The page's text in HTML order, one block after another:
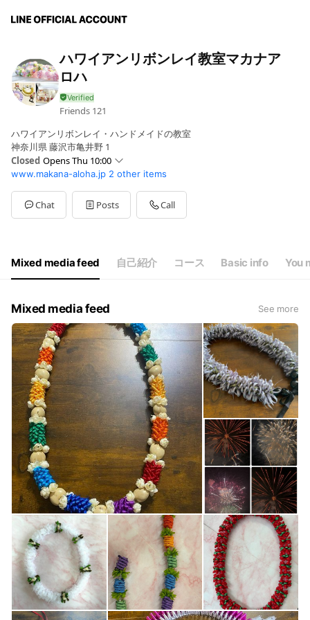
ハワイアンリボンレイ教室マカナア
ロハ
Friends 121
ハワイアンリボンレイ・ハンドメイドの教室
神奈川県 藤沢市亀井野 1
Closed Opens Thu 10:00
SunClosed
Mon10:00 - 17:00
Tue10:00 - 17:00
Wed10:00 - 17:00
Sat
平日10時〜17時・土日・祝日は基本休業
www.makana-aloha.jp 2 other items
Chat Posts Call
Mixed media feed 自己紹介 コース Basic info You
Mixed media feed See more